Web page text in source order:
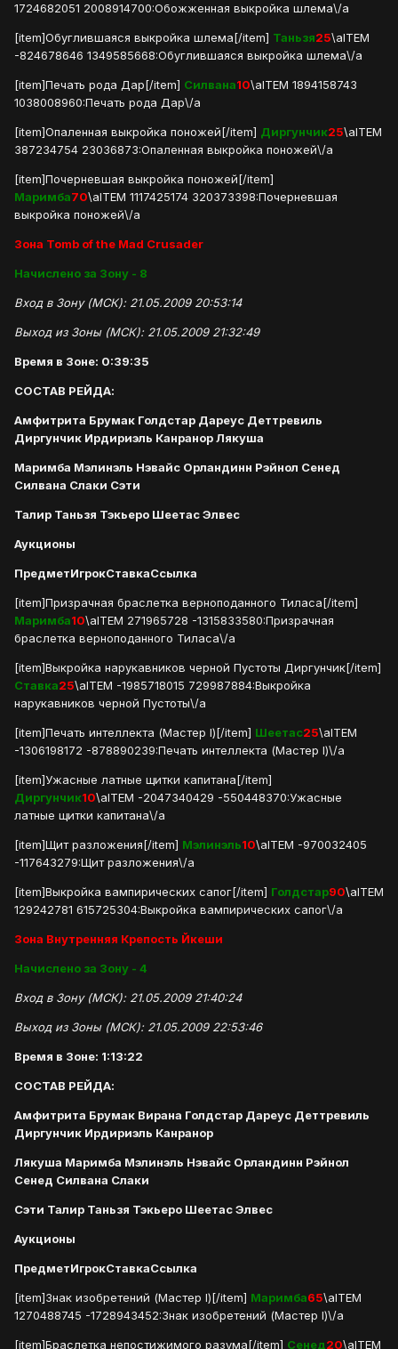
1724682051 2008914700:Обожженная выкройка шлема\/a
[item]Обуглившаяся выкройка шлема[/item] Таньзя25\aITEM
-824678646 1349585668:Обуглившаяся выкройка шлема\/a
[item]Печать рода Дар[/item] Силвана10\aITEM 1894158743
1038008960:Печать рода Дар\/a
[item]Опаленная выкройка поножей[/item] Диргунчик25\aITEM
387234754 23036873:Опаленная выкройка поножей\/a
[item]Почерневшая выкройка поножей[/item]
Маримба70\aITEM 1117425174 320373398:Почерневшая
выкройка поножей\/a
Зона Tomb of the Mad Crusader
Начислено за Зону - 8
Вход в Зону (МСК): 21.05.2009 20:53:14
Выход из Зоны (МСК): 21.05.2009 21:32:49
Время в Зоне: 0:39:35
СОСТАВ РЕЙДА:
Амфитрита Брумак Голдстар Дареус Деттревиль
Диргунчик Ирдириэль Канранор Лякуша
Маримба Мэлинэль Нэвайс Орландинн Рэйнол Сенед
Силвана Слаки Сэти
Талир Таньзя Тэкьеро Шеетас Элвес
Аукционы
ПредметИгрокСтавкаСсылка
[item]Призрачная браслетка верноподанного Тиласа[/item]
Маримба10\aITEM 271965728 -1315833580:Призрачная
браслетка верноподанного Тиласа\/a
[item]Выкройка нарукавников черной Пустоты Диргунчик[/item]
Ставка25\aITEM -1985718015 729987884:Выкройка
нарукавников черной Пустоты\/a
[item]Печать интеллекта (Мастер I)[/item] Шеетас25\aITEM
-1306198172 -878890239:Печать интеллекта (Мастер I)\/a
[item]Ужасные латные щитки капитана[/item]
Диргунчик10\aITEM -2047340429 -550448370:Ужасные
латные щитки капитана\/a
[item]Щит разложения[/item] Мэлинэль10\aITEM -970032405
-117643279:Щит разложения\/a
[item]Выкройка вампирических сапог[/item] Голдстар90\aITEM
129242781 615725304:Выкройка вампирических сапог\/a
Зона Внутренняя Крепость Йкеши
Начислено за Зону - 4
Вход в Зону (МСК): 21.05.2009 21:40:24
Выход из Зоны (МСК): 21.05.2009 22:53:46
Время в Зоне: 1:13:22
СОСТАВ РЕЙДА:
Амфитрита Брумак Вирана Голдстар Дареус Деттревиль
Диргунчик Ирдириэль Канранор
Лякуша Маримба Мэлинэль Нэвайс Орландинн Рэйнол
Сенед Силвана Слаки
Сэти Талир Таньзя Тэкьеро Шеетас Элвес
Аукционы
ПредметИгрокСтавкаСсылка
[item]Знак изобретений (Мастер I)[/item] Маримба65\aITEM
1270488745 -1728943452:Знак изобретений (Мастер I)\/a
[item]Браслетка непостижимого разума[/item] Сенед20\aITEM